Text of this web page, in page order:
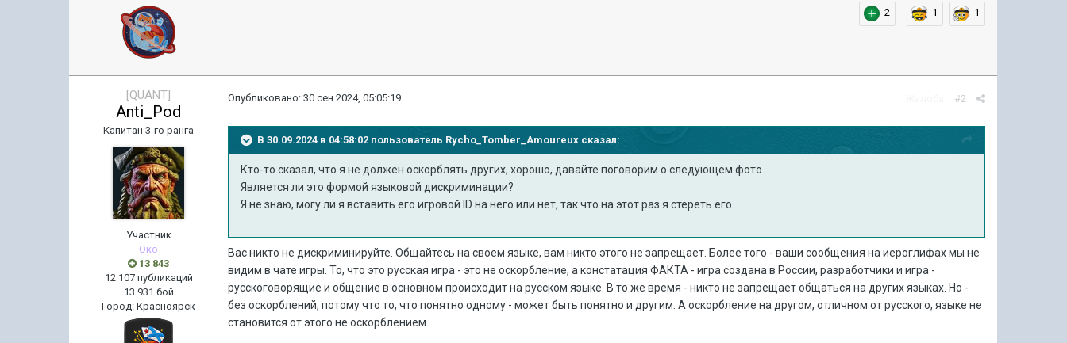
2 1 1
[QUANT]
Anti_Pod
Капитан 3-го ранга
Участник
Око
13 843
12 107 публикаций
13 931 бой
Город:Красноярск
#2
Опубликовано:30 сен 2024, 05:05:19
В 30.09.2024 в 04:58:02 пользователь Rycho_Tomber_Amoureux сказал:
Кто-то сказал, что я не должен оскорблять других, хорошо, давайте поговорим о следующем фото.
Является ли это формой языковой дискриминации?
Я не знаю, могу ли я вставить его игровой ID на него или нет, так что на этот раз я стереть его
Вас никто не дискриминируйте. Общайтесь на своем языке, вам никто этого не запрещает. Более того - ваши сообщения на иероглифах мы не
видим в чате игры. То, что это русская игра - это не оскорбление, а констатация ФАКТА - игра создана в России, разработчики и игра -
русскоговорящие и общение в основном происходит на русском языке. В то же время - никто не запрещает общаться на других языках. Но -
без оскорблений, потому что то, что понятно одному - может быть понятно и другим. А оскорбление на другом, отличном от русского, языке не
становится от этого не оскорблением.